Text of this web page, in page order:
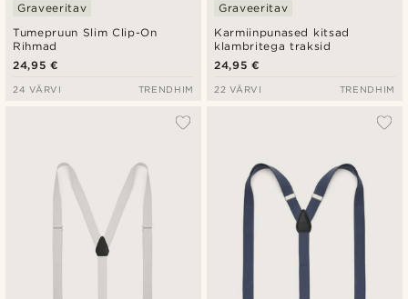
Tumepruun Slim Clip-On
Rihmad
Graveeritav
24,95 €
24 VÄRVI TRENDHIM
Karmiinpunased kitsad
klambritega traksid
Graveeritav
24,95 €
22 VÄRVI TRENDHIM